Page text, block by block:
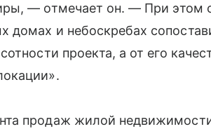
— отмечает он. — При этом
домах и небоскребах
проекта, а от его
продаж жилой